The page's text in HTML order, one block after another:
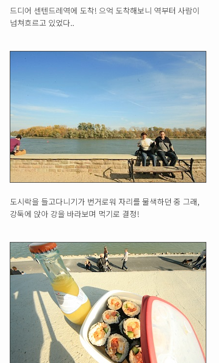
드디어 센텐드레역에 도착! 으억 도착해보니 역부터 사람이
넘쳐흐르고 있었다..
도시락을 들고다니기가 번거로워 자리를 물색하던 중 그래,
강둑에 앉아 강을 바라보며 먹기로 결정!